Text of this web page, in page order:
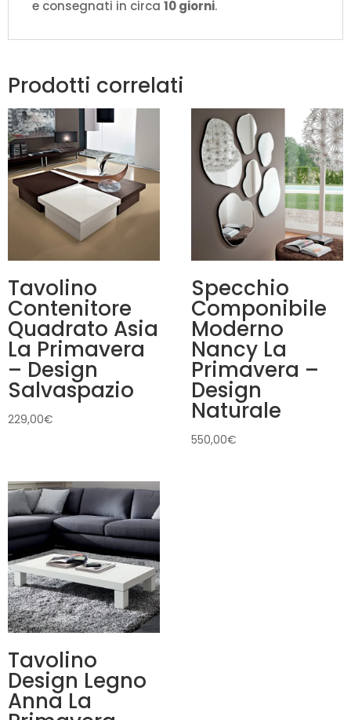
e consegnati in circa 10 giorni.
Prodotti correlati
Tavolino
Contenitore
Quadrato Asia
La Primavera
– Design
Salvaspazio
229,00€
Specchio
Componibile
Moderno
Nancy La
Primavera –
Design
Naturale
550,00€
Tavolino
Design Legno
Anna La